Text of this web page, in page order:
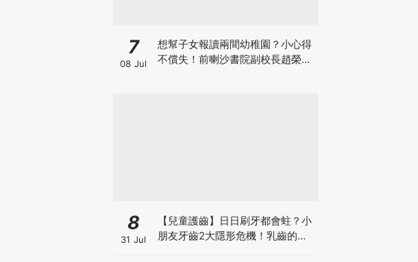
7
08 Jul
想幫子女報讀兩間幼稚園？小心得
不償失！前喇沙書院副校長趙榮
8
31 Jul
【兒童護齒】日日刷牙都會蛀？小
朋友牙齒2大隱形危機！乳齒的琺